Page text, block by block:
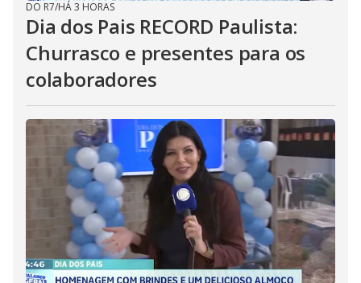
DO R7/HÁ 3 HORAS
Dia dos Pais RECORD Paulista:
Churrasco e presentes para os
colaboradores